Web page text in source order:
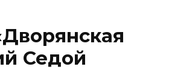
Седой